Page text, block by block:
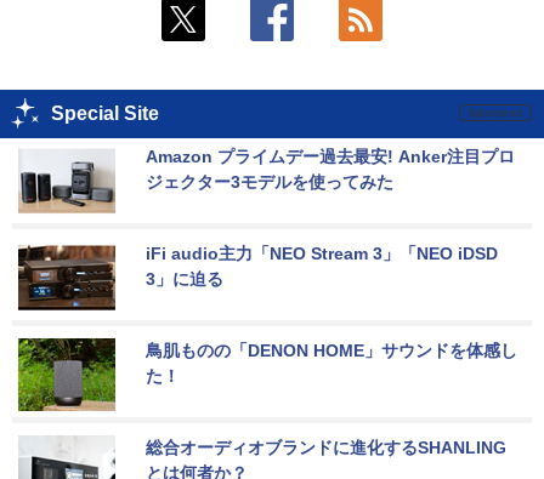
Special Site
Amazon プライムデー過去最安! Anker注目プロ
ジェクター3モデルを使ってみた
iFi audio主力「NEO Stream 3」「NEO iDSD
3」に迫る
鳥肌ものの「DENON HOME」サウンドを体感し
た！
総合オーディオブランドに進化するSHANLING
とは何者か？